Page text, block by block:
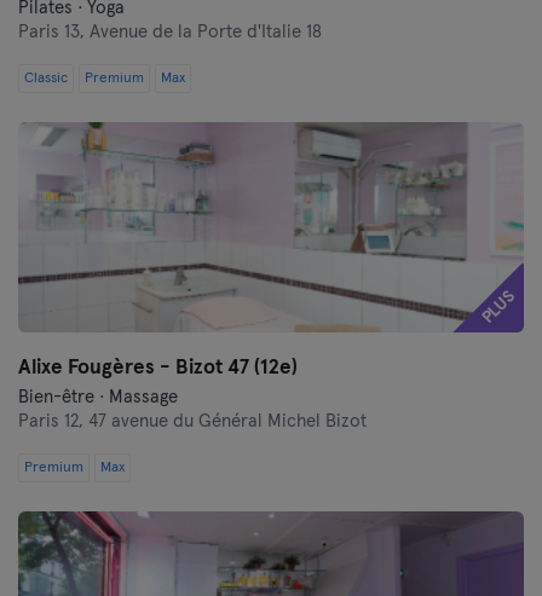
Pilates · Yoga
Paris 13, Avenue de la Porte d'Italie 18
Classic Premium Max
PLUS
Alixe Fougères - Bizot 47 (12e)
Bien-être · Massage
Paris 12, 47 avenue du Général Michel Bizot
Premium Max